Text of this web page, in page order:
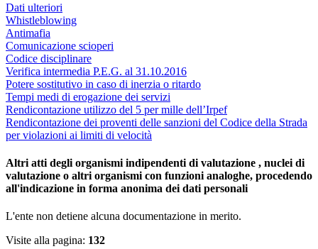
Dati ulteriori
Whistleblowing
Antimafia
Comunicazione scioperi
Codice disciplinare
Verifica intermedia P.E.G. al 31.10.2016
Potere sostitutivo in caso di inerzia o ritardo
Tempi medi di erogazione dei servizi
Rendicontazione utilizzo del 5 per mille dell’Irpef
Rendicontazione dei proventi delle sanzioni del Codice della Strada
per violazioni ai limiti di velocità
Altri atti degli organismi indipendenti di valutazione , nuclei di
valutazione o altri organismi con funzioni analoghe, procedendo
all'indicazione in forma anonima dei dati personali
L'ente non detiene alcuna documentazione in merito.
Visite alla pagina: 132